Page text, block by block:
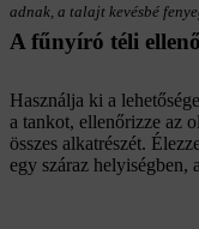
adnak, a talajt kevésbé
A fűnyíró téli
Használja ki a
a tankot, ellenőrizze az
összes alkatrészét.
egy száraz helyiségben,